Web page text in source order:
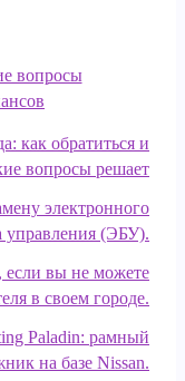
вопросы
как обратиться и
вопросы решает
электронного
управления (ЭБУ).
если вы не можете
в своем городе.
Paladin: рамный
на базе Nissan.